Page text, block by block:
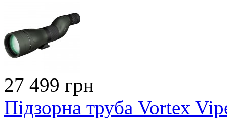
27 499 грн
Підзорна труба Vortex